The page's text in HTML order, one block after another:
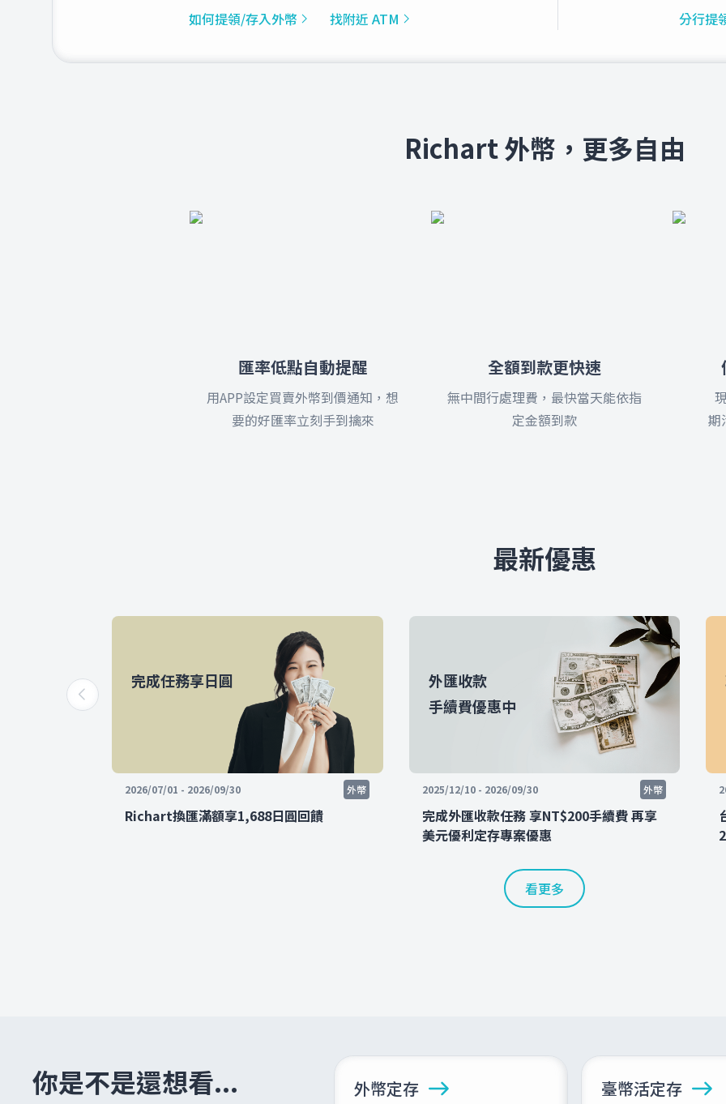
如何提領/存入外幣 找附近 ATM
分行提
Richart 外幣，更多自由
匯率低點自動提醒
用APP設定買賣外幣到價通知，想
要的好匯率立刻手到擒來
全額到款更快速
無中間行處理費，最快當天能依指
定金額到款
期
最新優惠
完成任務享日圓
2026/07/01 - 2026/09/30 外幣
Richart換匯滿額享1,688日圓回饋
外匯收款
手續費優惠中
2025/12/10 - 2026/09/30 外幣
完成外匯收款任務 享NT$200手續費 再享
美元優利定存專案優惠
看更多
你是不是還想看... 外幣定存 臺幣活定存